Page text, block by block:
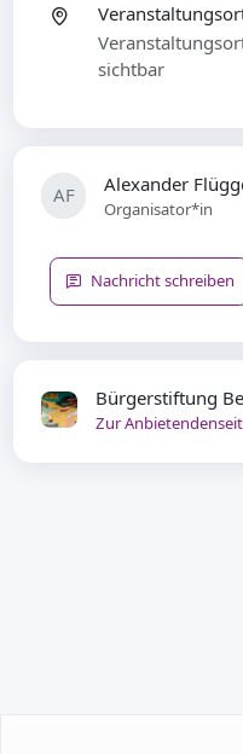
Bürgerstiftung
Zur
AF Alexander
Organisator*in
Nachricht schreiben
sichtbar